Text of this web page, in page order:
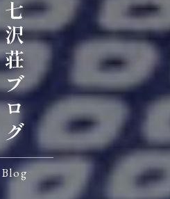
七沢荘ブログ
Blog